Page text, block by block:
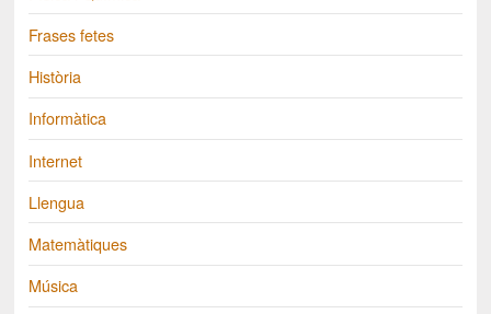
Frases fetes
Història
Informàtica
Internet
Llengua
Matemàtiques
Música